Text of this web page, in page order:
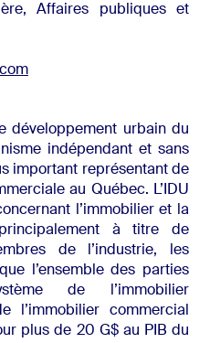
Affaires publiques et
développement urbain du
indépendant et sans
important représentant de
au Québec. L’IDU
l’immobilier et la
à titre de
de l’industrie, les
l’ensemble des parties
de l’immobilier
l’immobilier commercial
plus de 20 G$ au PIB du